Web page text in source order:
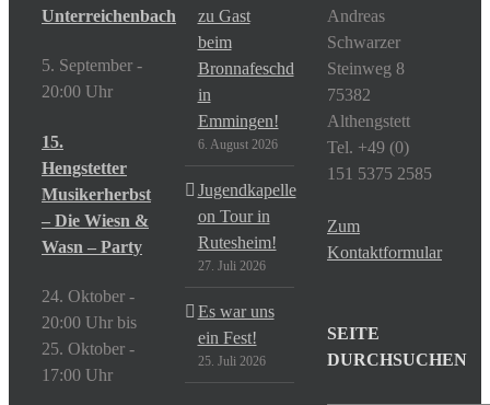
Unterreichenbach
5. September -
20:00 Uhr
15.
Hengstetter
Musikerherbst
– Die Wiesn &
Wasn – Party
24. Oktober -
20:00 Uhr bis
25. Oktober -
17:00 Uhr
zu Gast
beim
Bronnafeschd
in
Emmingen!
6. August 2026
Jugendkapelle
on Tour in
Rutesheim!
27. Juli 2026
Es war uns
ein Fest!
25. Juli 2026
Andreas
Schwarzer
Steinweg 8
75382
Althengstett
Tel. +49 (0)
151 5375 2585
Zum
Kontaktformular
SEITE
DURCHSUCHEN